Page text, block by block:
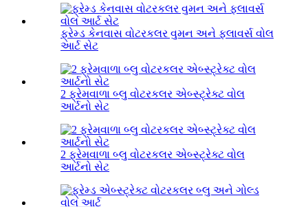
ફ્રેમ્ડ કેનવાસ વોટરકલર વુમન અને ફ્લાવર્સ વોલ
આર્ટ સેટ
2 ફ્રેમવાળા બ્લુ વોટરકલર એબ્સ્ટ્રેક્ટ વોલ
આર્ટનો સેટ
2 ફ્રેમવાળા બ્લુ વોટરકલર એબ્સ્ટ્રેક્ટ વોલ
આર્ટનો સેટ